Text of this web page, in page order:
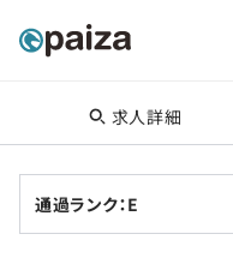
転職・キャリア
新卒就活
求人詳細
通過ランク：E